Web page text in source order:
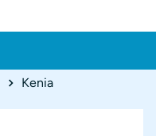
Kenia